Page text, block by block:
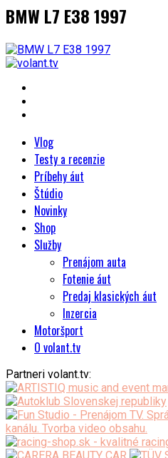
BMW L7 E38 1997
Vlog
Testy a recenzie
Príbehy áut
Štúdio
Novinky
Shop
Služby
Prenájom auta
Fotenie áut
Predaj klasických áut
Inzercia
Motoršport
O volant.tv
Partneri volant.tv: